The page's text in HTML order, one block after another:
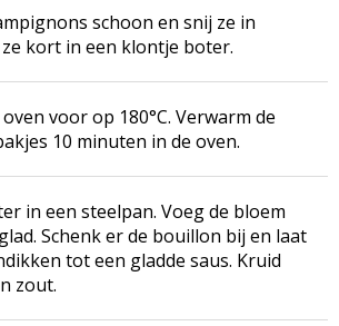
schoon en snij ze in
ze kort in een klontje boter.
voor op 180°C. Verwarm de
10 minuten in de oven.
in een steelpan. Voeg de bloem
Schenk er de bouillon bij en laat
tot een gladde saus. Kruid
zout.